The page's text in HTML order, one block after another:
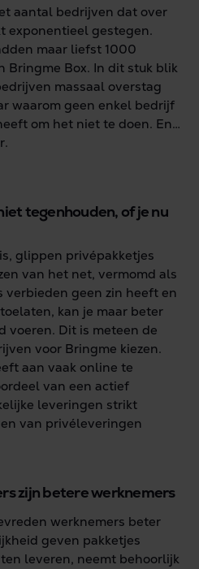
aantal bedrijven dat over
exponentieel gestegen.
maar liefst 1000
Bringme Box. In dit stuk blik
massaal overstag
waarom geen enkel bedrijf
om het niet te doen. En…
tegenhouden, of je nu
glippen privépakketjes
van het net, vermomd als
verbieden geen zin heeft en
kan je maar beter
voeren. Dit is meteen de
voor Bringme kiezen.
aan vaak online te
van een actief
leveringen strikt
van privéleveringen
zijn betere werknemers
werknemers beter
geven pakketjes
leveren, neemt behoorlijk